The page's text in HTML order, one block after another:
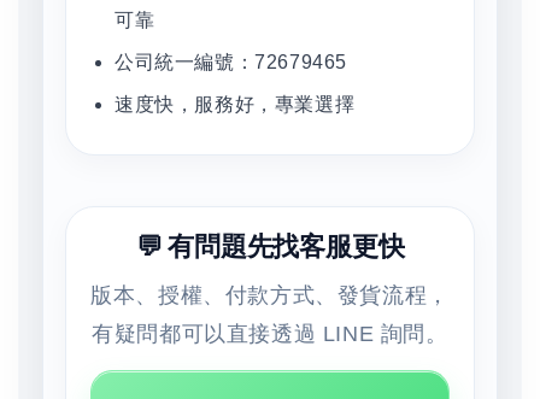
可靠
公司統一編號：72679465
速度快，服務好，專業選擇
💬 有問題先找客服更快
版本、授權、付款方式、發貨流程，
有疑問都可以直接透過 LINE 詢問。